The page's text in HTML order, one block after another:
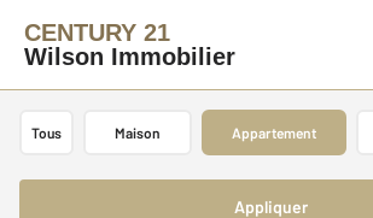
CENTURY 21
Wilson Immobilier
Tous Maison Appartement
Appliquer